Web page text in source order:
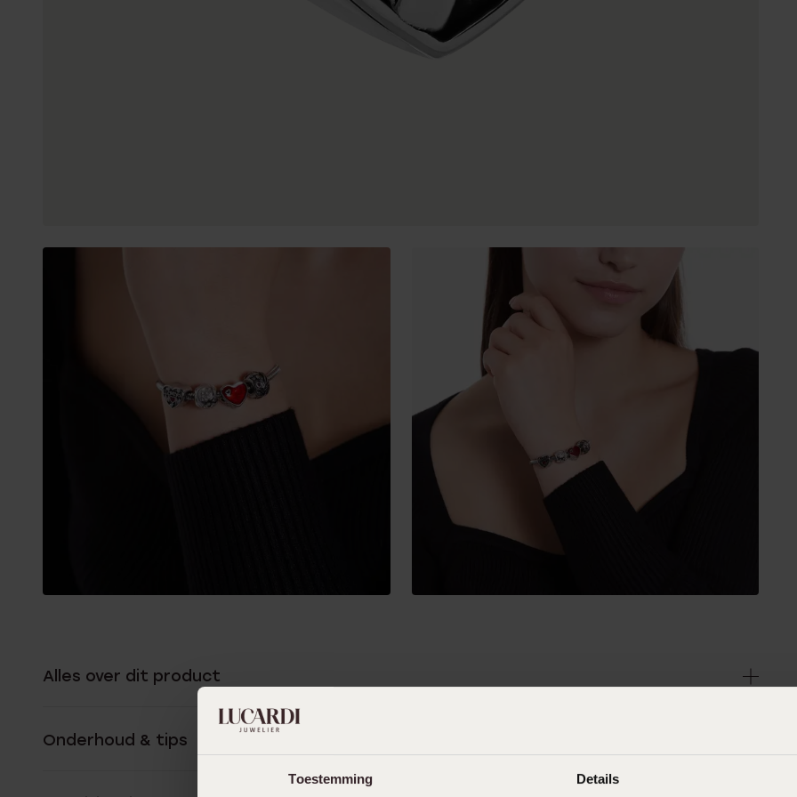
Toestemming Details
Alles over dit product
Onderhoud & tips